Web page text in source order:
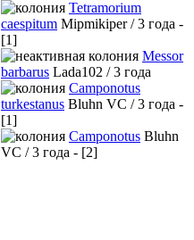
Tetramorium
caespitum Mipmikiper / 3 года -
[1]
Messor
barbarus Lada102 / 3 года
Camponotus
turkestanus Bluhn VC / 3 года -
[1]
Camponotus Bluhn
VC / 3 года - [2]